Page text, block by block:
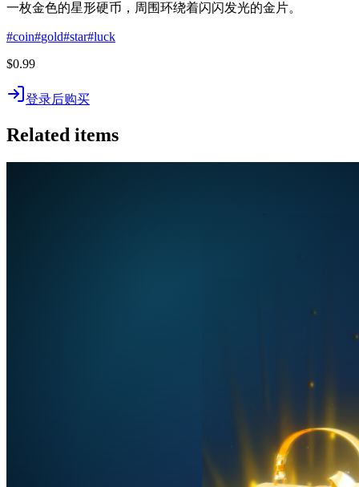
一枚金色的星形硬币，周围环绕着闪闪发光的金片。
#coin#gold#star#luck
$0.99
登录后购买
Related items